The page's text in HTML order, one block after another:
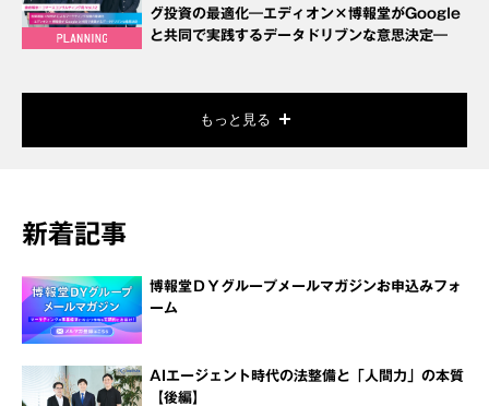
グ投資の最適化―エディオン×博報堂がGoogle
と共同で実践するデータドリブンな意思決定―
もっと見る
新着記事
博報堂ＤＹグループメールマガジンお申込みフォ
ーム
AIエージェント時代の法整備と「人間力」の本質
【後編】